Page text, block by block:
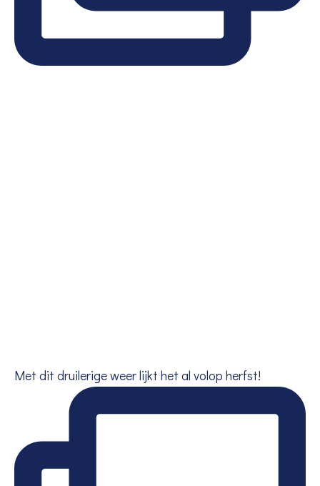
Met dit druilerige weer lijkt het al volop herfst!